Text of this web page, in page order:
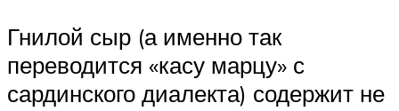
Гнилой сыр (а именно так
переводится «касу марцу» с
сардинского диалекта) содержит не